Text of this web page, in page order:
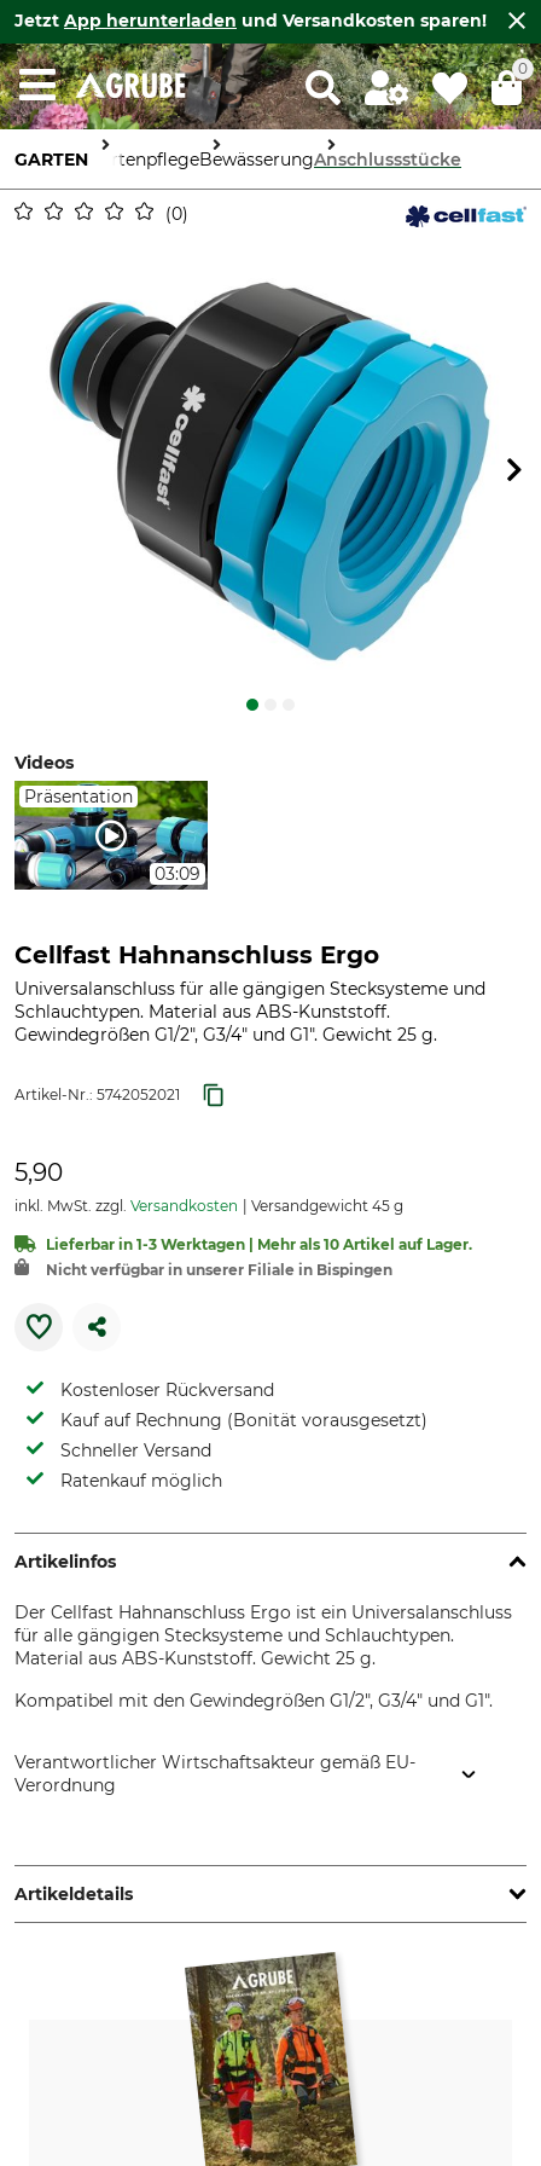
Jetzt App herunterladen und Versandkosten sparen!
0
GARTEN GartenpflegeBewässerungAnschlussstücke
0
Videos
Präsentation
03:09
Cellfast Hahnanschluss Ergo
Universalanschluss für alle gängigen Stecksysteme und
Schlauchtypen. Material aus ABS-Kunststoff.
Gewindegrößen G1/2", G3/4" und G1". Gewicht 25 g.
Artikel-Nr.: 5742052021
5,90
inkl. MwSt. zzgl. Versandkosten Versandgewicht 45 g
Lieferbar in 1-3 Werktagen | Mehr als 10 Artikel auf Lager.
Nicht verfügbar in unserer Filiale in Bispingen
Kostenloser Rückversand
Kauf auf Rechnung (Bonität vorausgesetzt)
Schneller Versand
Ratenkauf möglich
Artikelinfos
Der Cellfast Hahnanschluss Ergo ist ein Universalanschluss
für alle gängigen Stecksysteme und Schlauchtypen.
Material aus ABS-Kunststoff. Gewicht 25 g.
Kompatibel mit den Gewindegrößen G1/2", G3/4" und G1".
Verantwortlicher Wirtschaftsakteur gemäß EU-
Verordnung
Poland, www.cellfast.de
Artikeldetails
Produkttyp
Hahnanschluss
Modellbezeichnung
Herstellung
Made in Poland